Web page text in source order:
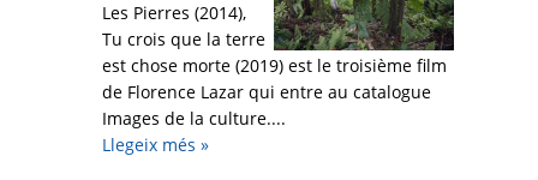
Les Pierres (2014),
Tu crois que la terre
est chose morte (2019) est le troisième film
de Florence Lazar qui entre au catalogue
Images de la culture....
Llegeix més »